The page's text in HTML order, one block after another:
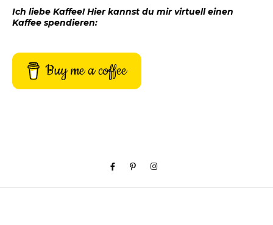
Ich liebe Kaffee! Hier kannst du mir virtuell einen
Kaffee spendieren:
Buy me a coffee